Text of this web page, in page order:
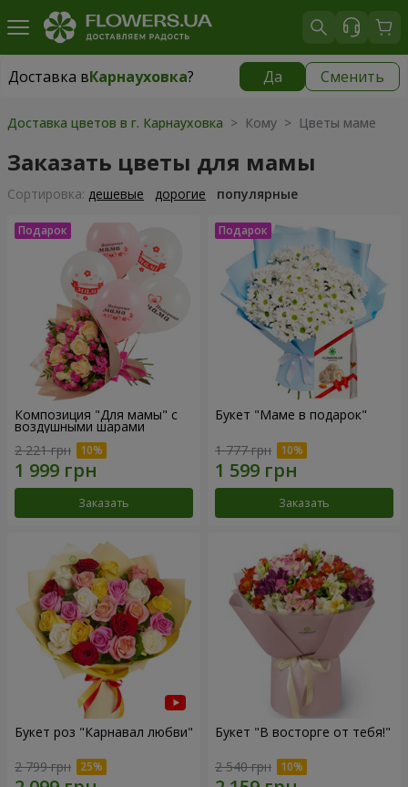
Доставка вКарнауховка? Да Сменить
Доставка вКарнауховка|
Доставка цветов в г. Карнауховка > Кому > Цветы маме
Заказать цветы для мамы
Cортировка: дешевые дорогие популярные
Композиция "Для мамы" с
воздушными шарами
2 221 грн
Заказать
Букет "Маме в подарок"
1 777 грн
Заказать
Букет роз "Карнавал любви"
2 799 грн
Букет "В восторге от тебя!"
2 540 грн